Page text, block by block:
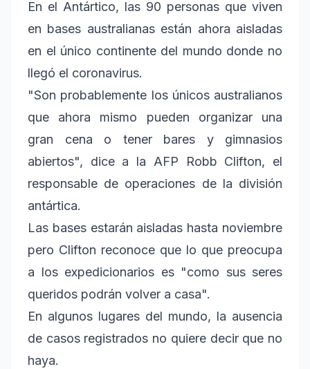
En el Antártico, las 90 personas que viven
en bases australianas están ahora aisladas
en el único continente del mundo donde no
llegó el coronavirus.
"Son probablemente los únicos australianos
que ahora mismo pueden organizar una
gran cena o tener bares y gimnasios
abiertos", dice a la AFP Robb Clifton, el
responsable de operaciones de la división
antártica.
Las bases estarán aisladas hasta noviembre
pero Clifton reconoce que lo que preocupa
a los expedicionarios es "como sus seres
queridos podrán volver a casa".
En algunos lugares del mundo, la ausencia
de casos registrados no quiere decir que no
haya.